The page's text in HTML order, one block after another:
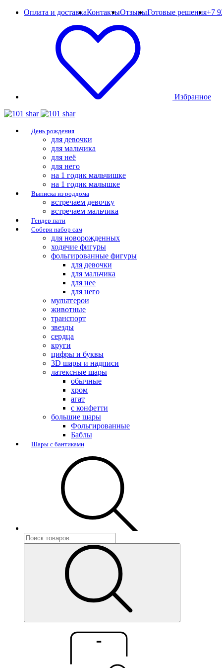
Оплата и доставкаКонтактыОтзывыГотовые решения+7
Избранное
День рождения
для девочки
для мальчика
для неё
для него
на 1 годик мальчишке
на 1 годик малышке
Выписка из роддома
встречаем девочку
встречаем мальчика
Гендер пати
Собери набор сам
для новорожденных
ходячие фигуры
фольгированные фигуры
для девочки
для мальчика
для нее
для него
мультгерои
животные
транспорт
звезды
сердца
круги
цифры и буквы
3D шары и надписи
латексные шары
обычные
хром
агат
с конфетти
большие шары
Фольгированные
Баблы
Шары с бантиками